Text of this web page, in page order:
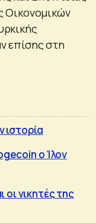
Οικονομικών
επίσης στη
ιστορία
ο Ίλον
νικητές της